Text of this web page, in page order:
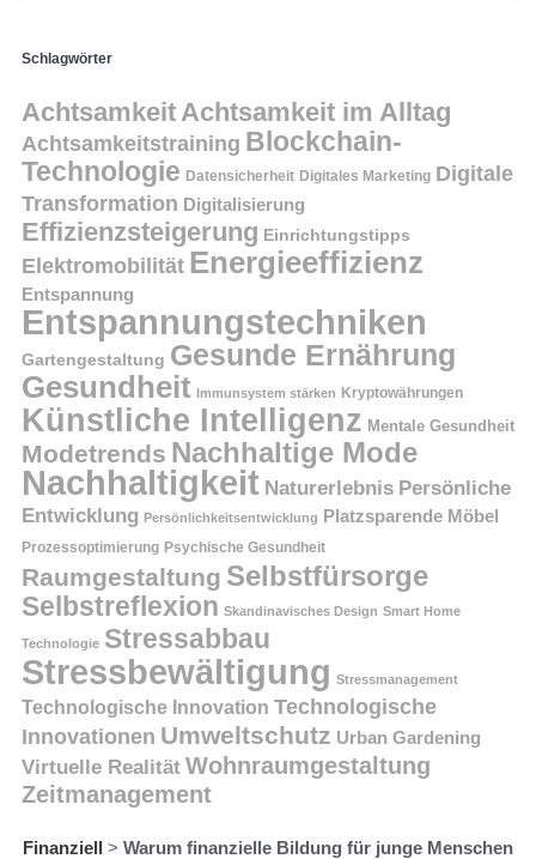
Schlagwörter
Achtsamkeit Achtsamkeit im Alltag
Achtsamkeitstraining Blockchain-
Technologie Datensicherheit Digitales Marketing Digitale
Transformation Digitalisierung
Effizienzsteigerung Einrichtungstipps
Elektromobilität Energieeffizienz
Entspannung
Entspannungstechniken
Gartengestaltung Gesunde Ernährung
Gesundheit Immunsystem stärken Kryptowährungen
Künstliche Intelligenz Mentale Gesundheit
Modetrends Nachhaltige Mode
Nachhaltigkeit Naturerlebnis Persönliche
Entwicklung Persönlichkeitsentwicklung Platzsparende Möbel
Prozessoptimierung Psychische Gesundheit
Raumgestaltung Selbstfürsorge
Selbstreflexion Skandinavisches Design Smart Home
Technologie Stressabbau
Stressbewältigung Stressmanagement
Technologische Innovation Technologische
Innovationen Umweltschutz Urban Gardening
Virtuelle Realität Wohnraumgestaltung
Zeitmanagement
Finanziell > Warum finanzielle Bildung für junge Menschen